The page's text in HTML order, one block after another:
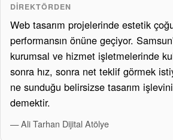
DIREKTÖRDEN
Web tasarım projelerinde estetik
performansın önüne geçiyor.
kurumsal ve hizmet işletmelerinde
sonra hız, sonra net teklif görmek
ne sunduğu belirsizse tasarım
demektir.
— Ali Tarhan Dijital Atölye